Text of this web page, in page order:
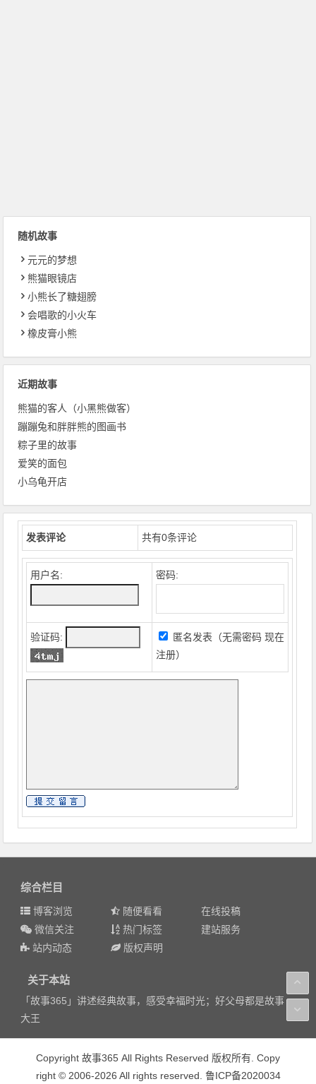
随机故事
元元的梦想
熊猫眼镜店
小熊长了糖翅膀
会唱歌的小火车
橡皮膏小熊
近期故事
熊猫的客人（小黑熊做客）
蹦蹦兔和胖胖熊的图画书
粽子里的故事
爱笑的面包
小乌龟开店
发表评论 共有0条评论
用户名: 密码:
验证码: 匿名发表（无需密码现在
注册）
综合栏目
博客浏览 随便看看
在线投稿
微信关注
热门标签
建站服务
站内动态
版权声明
关于本站
「故事365」讲述经典故事，感受幸福时光；好父母都是故事
大王
Copyright 故事365 All Rights Reserved 版权所有. Copy
right © 2006-2026 All rights reserved. 鲁ICP备2020034